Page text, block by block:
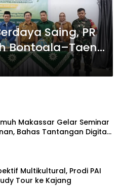
Saing, PR
Bontoala–Taeng
Makassar Gelar Seminar
Bahas Tantangan Digital
Multikultural, Prodi PAI
Tour ke Kajang